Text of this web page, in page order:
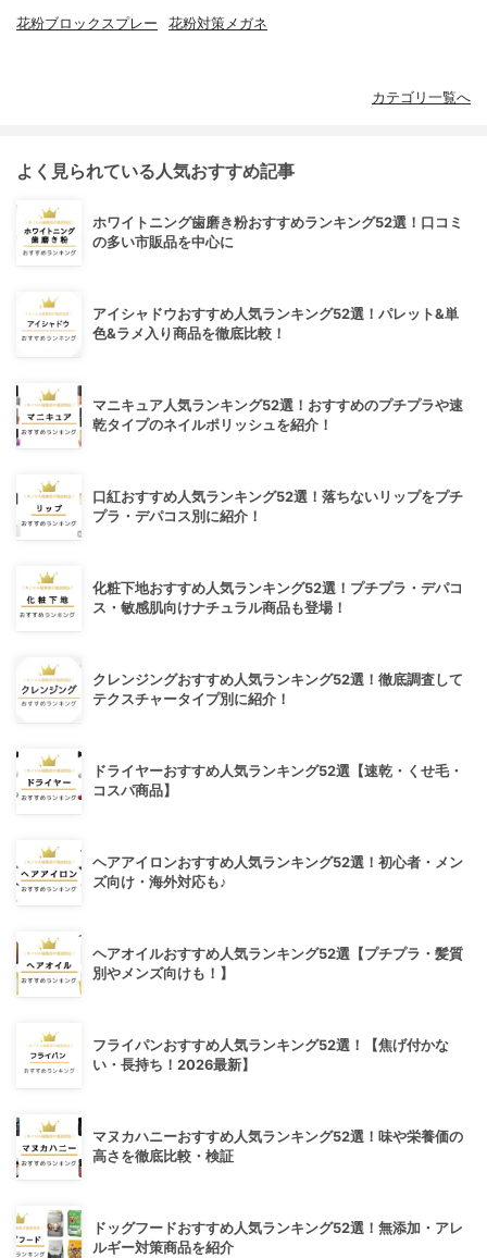
花粉ブロックスプレー 花粉対策メガネ
カテゴリ一覧へ
よく見られている人気おすすめ記事
ホワイトニング歯磨き粉おすすめランキング52選！口コミ
の多い市販品を中心に
アイシャドウおすすめ人気ランキング52選！パレット&単
色&ラメ入り商品を徹底比較！
マニキュア人気ランキング52選！おすすめのプチプラや速
乾タイプのネイルポリッシュを紹介！
口紅おすすめ人気ランキング52選！落ちないリップをプチ
プラ・デパコス別に紹介！
化粧下地おすすめ人気ランキング52選！プチプラ・デパコ
ス・敏感肌向けナチュラル商品も登場！
クレンジングおすすめ人気ランキング52選！徹底調査して
テクスチャータイプ別に紹介！
ドライヤーおすすめ人気ランキング52選【速乾・くせ毛・
コスパ商品】
ヘアアイロンおすすめ人気ランキング52選！初心者・メン
ズ向け・海外対応も♪
ヘアオイルおすすめ人気ランキング52選【プチプラ・髪質
別やメンズ向けも！】
フライパンおすすめ人気ランキング52選！【焦げ付かな
い・長持ち！2026最新】
マヌカハニーおすすめ人気ランキング52選！味や栄養価の
高さを徹底比較・検証
ドッグフードおすすめ人気ランキング52選！無添加・アレ
ルギー対策商品を紹介